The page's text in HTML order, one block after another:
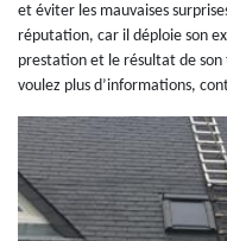
et éviter les mauvaises
réputation, car il déploie son
prestation et le résultat de
voulez plus d’informations,